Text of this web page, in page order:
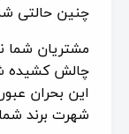
چنین حالتی
مشتریان شما
چالش کشیده
این بحران
شهرت برند